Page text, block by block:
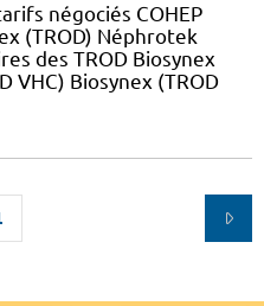
négociés COHEP
(TROD) Néphrotek
des TROD Biosynex
VHC) Biosynex (TROD